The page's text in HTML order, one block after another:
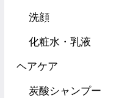
洗顔
化粧水・乳液
ヘアケア
炭酸シャンプー